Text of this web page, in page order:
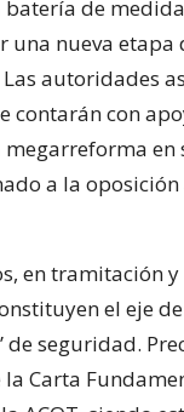
batería de
una nueva etapa
autoridades
contarán con
en
a la oposición
en tramitación
el eje
de seguridad.
Carta